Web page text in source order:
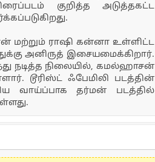
குறித்த அடுத்தகட்ட
மற்றும் ராஷி கன்னா உள்ளிட்ட
அனிருத் இசையமைக்கிறார்.
நடித்த நிலையில், கமல்ஹாசன்
டூரிஸ்ட் ஃபேமிலி படத்தின்
வாய்ப்பாக தர்மன் படத்தில்